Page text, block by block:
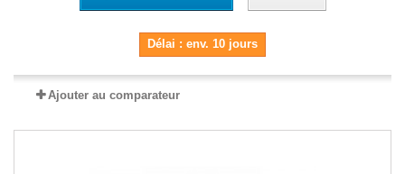
Délai : env. 10 jours
Ajouter au comparateur